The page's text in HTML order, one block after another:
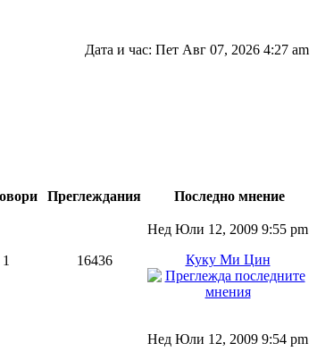
Дата и час: Пет Авг 07, 2026 4:27 am
Преглеждания Последно мнение
1 16436
Нед Юли 12, 2009 9:55 pm
Куку Ми Цин
Нед Юли 12, 2009 9:54 pm